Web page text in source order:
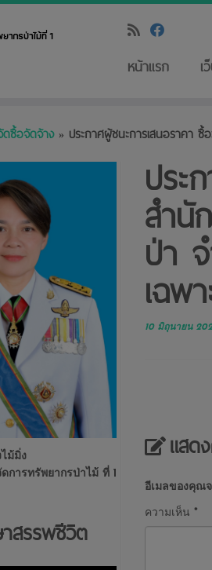
หน้าแรก เ
ดซื้อจัดจ้าง » ประกาศผู้ชนะการเสนอราคา
ม้มิ่ง
การทรัพยากรป่าไม้ ที่ 1
สรรพชีวิต
ประ
สำนั
ป่า
เฉพ
10 มิถุนายน
แสด
อีเมลของคุณ
ความเห็น *